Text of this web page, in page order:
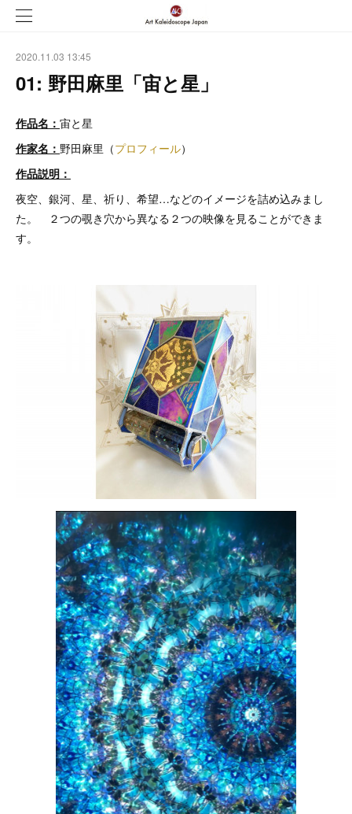
2020.11.03 13:45
01: 野田麻里「宙と星」
作品名： 宙と星
作家名： 野田麻里（プロフィール）
作品説明：
夜空、銀河、星、祈り、希望…などのイメージを詰め込みまし
た。 ２つの覗き穴から異なる２つの映像を見ることができま
す。